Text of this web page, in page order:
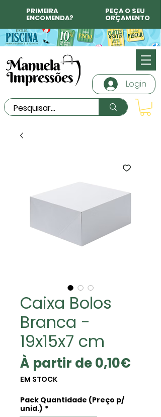
PRIMEIRA
ENCOMENDA?
PEÇA O SEU
ORÇAMENTO
Login
Caixa Bolos
Branca -
19x15x7 cm
À partir de0,10€
EM STOCK
Pack Quantidade (Preço p/
unid.) *